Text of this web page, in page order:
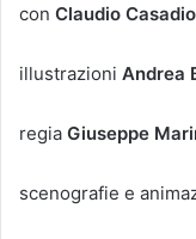
con Claudio Casadio
illustrazioni Andrea
regia Giuseppe
scenografie e